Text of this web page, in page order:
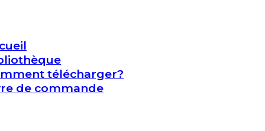
télécharger?
de commande